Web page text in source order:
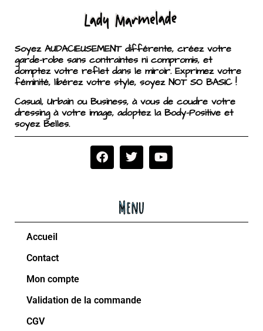
Soyez AUDACIEUSEMENT différente, créez votre
garde-robe sans contraintes ni compromis, et
domptez votre reflet dans le miroir. Exprimez votre
féminité, libérez votre style, soyez NOT SO BASIC !
Casual, Urbain ou Business, à vous de coudre votre
dressing à votre image, adoptez la Body-Positive et
soyez Belles.
Menu
Accueil
Contact
Mon compte
Validation de la commande
CGV